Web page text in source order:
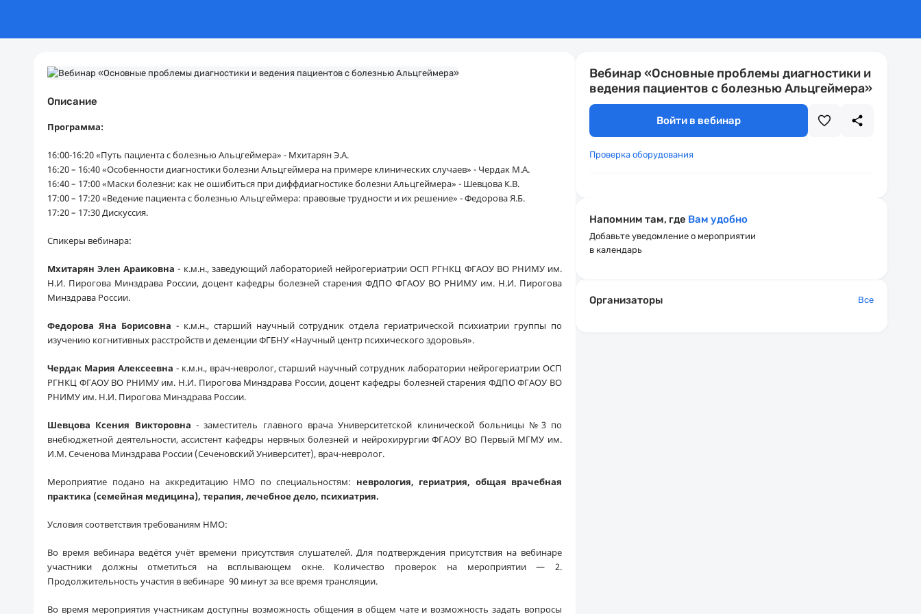
Описание
Программа:
16:00-16:20 «Путь пациента с болезнью Альцгеймера» - Мхитарян Э.А.
16:20 – 16:40 «Особенности диагностики болезни Альцгеймера на примере клинических случаев» - Чердак М.А.
16:40 – 17:00 «Маски болезни: как не ошибиться при диффдиагностике болезни Альцгеймера» - Шевцова К.В.
17:00 – 17:20 «Ведение пациента с болезнью Альцгеймера: правовые трудности и их решение» - Федорова Я.Б.
17:20 – 17:30 Дискуссия.
Спикеры вебинара:
Мхитарян Элен Араиковна - к.м.н., заведующий лабораторией нейрогериатрии ОСП РГНКЦ ФГАОУ ВО РНИМУ им.
Н.И. Пирогова Минздрава России, доцент кафедры болезней старения ФДПО ФГАОУ ВО РНИМУ им. Н.И. Пирогова
Минздрава России.
Федорова Яна Борисовна - к.м.н., старший научный сотрудник отдела гериатрической психиатрии группы по
изучению когнитивных расстройств и деменции ФГБНУ «Научный центр психического здоровья».
Чердак Мария Алексеевна - к.м.н., врач-невролог, старший научный сотрудник лаборатории нейрогериатрии ОСП
РГНКЦ ФГАОУ ВО РНИМУ им. Н.И. Пирогова Минздрава России, доцент кафедры болезней старения ФДПО ФГАОУ ВО
РНИМУ им. Н.И. Пирогова Минздрава России.
Шевцова Ксения Викторовна - заместитель главного врача Университетской клинической больницы №3 по
внебюджетной деятельности, ассистент кафедры нервных болезней и нейрохирургии ФГАОУ ВО Первый МГМУ им.
И.М. Сеченова Минздрава России (Сеченовский Университет), врач-невролог.
Мероприятие подано на аккредитацию НМО по специальностям: неврология, гериатрия, общая врачебная
практика (семейная медицина), терапия, лечебное дело, психиатрия.
Условия соответствия требованиям НМО:
Во время вебинара ведётся учёт времени присутствия слушателей. Для подтверждения присутствия на вебинаре
участники должны отметиться на всплывающем окне. Количество проверок на мероприятии — 2.
Продолжительность участия в вебинаре 90 минут за все время трансляции.
Во время мероприятия участникам доступны возможность общения в общем чате и возможность задать вопросы
Вебинар «Основные проблемы диагностики и
ведения пациентов с болезнью Альцгеймера»
Войти в вебинар
Проверка оборудования
Напомним там, где Вам удобно
Добавьте уведомление о мероприятии
в календарь
Организаторы Все